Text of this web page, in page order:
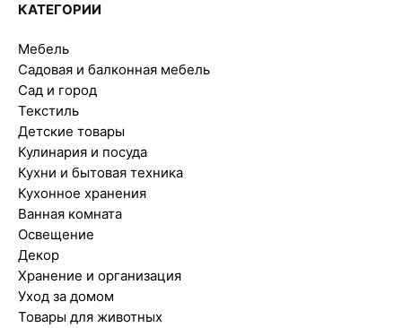
КАТЕГОРИИ
Мебель
Садовая и балконная мебель
Сад и город
Текстиль
Детские товары
Кулинария и посуда
Кухни и бытовая техника
Кухонное хранения
Ванная комната
Освещение
Декор
Хранение и организация
Уход за домом
Товары для животных